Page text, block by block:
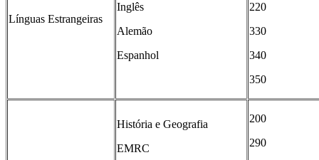
Línguas Estrangeiras
Inglês
Alemão
Espanhol
220
330
340
350
História e Geografia
EMRC
200
290